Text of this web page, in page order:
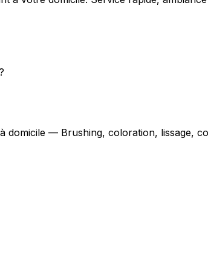
domicile — Brushing, coloration, lissage,